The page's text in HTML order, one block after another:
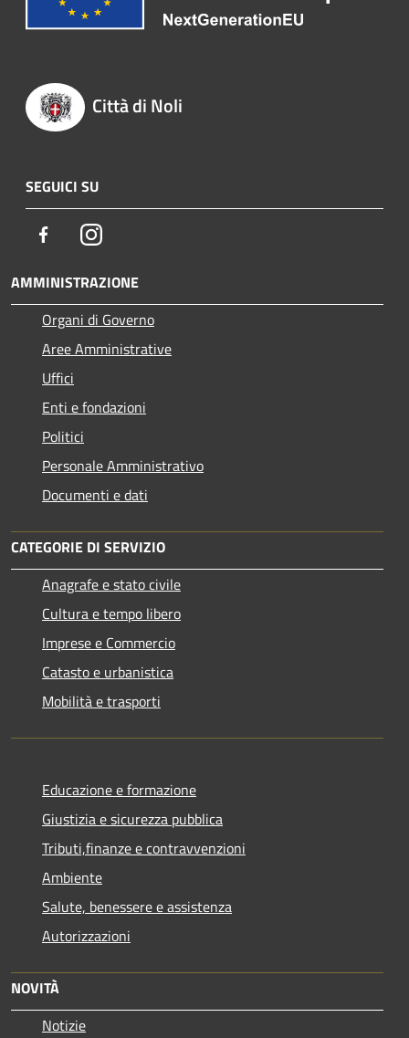
Città di Noli
SEGUICI SU
FacebookInstagram
AMMINISTRAZIONE
Organi di Governo
Aree Amministrative
Uffici
Enti e fondazioni
Politici
Personale Amministrativo
Documenti e dati
CATEGORIE DI SERVIZIO
Anagrafe e stato civile
Cultura e tempo libero
Imprese e Commercio
Catasto e urbanistica
Mobilità e trasporti
Educazione e formazione
Giustizia e sicurezza pubblica
Tributi,finanze e contravvenzioni
Ambiente
Salute, benessere e assistenza
Autorizzazioni
NOVITÀ
Notizie